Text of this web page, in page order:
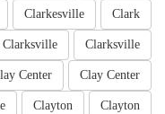
Clark
Clarkesville
Clarksville
Clarksville
Clay Center
Center
Clayton
Clayton